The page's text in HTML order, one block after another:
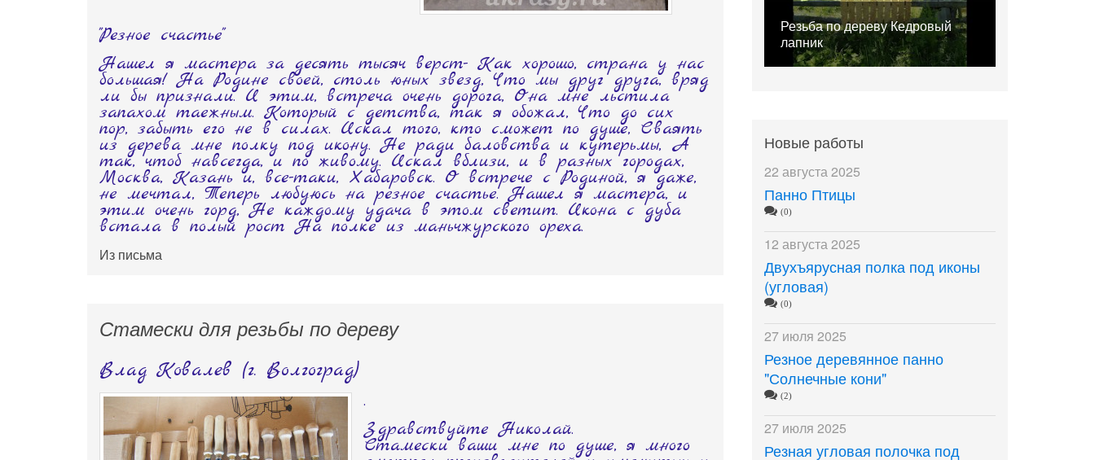
"Резное счастье"
Нашел я мастера за десять тысяч верст- Как хорошо, страна у нас
большая! На Родине своей, столь юных звезд, Что мы друг друга, вряд
ли бы признали. И этим, встреча очень дорога, Она мне льстила
запахом таежным. Который с детства, так я обожал, Что до сих
пор, забыть его не в силах. Искал того, кто сможет по душе, Сваять
из дерева мне полку под икону. Не ради баловства и кутерьмы, А
так, чтоб навсегда, и по живому. Искал вблизи, и в разных городах,
Москва, Казань и, все-таки, Хабаровск. О встрече с Родиной, я даже,
не мечтал, Теперь любуюсь на резное счастье. Нашел я мастера, и
этим очень горд, Не каждому удача в этом светит. Икона с дуба
встала в полый рост На полке из маньчжурского ореха.
Из письма
Стамески для резьбы по дереву
Влад Ковалев (г. Волгоград)
.
Здравствуйте Николай.
Стамески ваши мне по душе, я много
Резьба по дереву Кедровый
лапник
Новые работы
22 августа 2025
Панно Птицы
(0)
12 августа 2025
Двухъярусная полка под иконы
(угловая)
(0)
27 июля 2025
Резное деревянное панно
"Солнечные кони"
(2)
27 июля 2025
Резная угловая полочка под